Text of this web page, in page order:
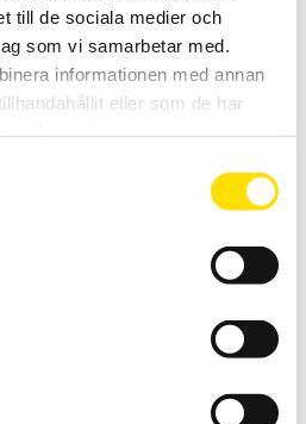
till de sociala medier och
som vi samarbetar med.
informationen med annan
eller som de har
för material och produktprovning
från 2,5 N upp till 2500 N